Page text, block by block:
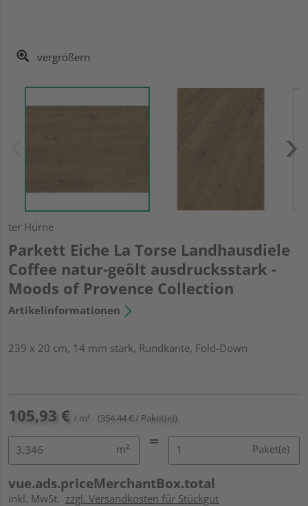
vergrößern
ter Hürne
Parkett Eiche La Torse Landhausdiele
Coffee natur-geölt ausdrucksstark -
Moods of Provence Collection
Artikelinformationen
239 x 20 cm, 14 mm stark, Rundkante, Fold-Down
105,93 € / m² (354,44 € / Paket(e))
m² Paket(e)
vue.ads.priceMerchantBox.total
inkl. MwSt. zzgl. Versandkosten für Stückgut